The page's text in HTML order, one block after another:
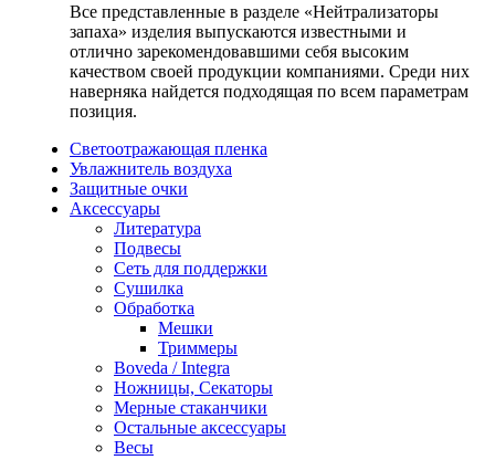
Все представленные в разделе «Нейтрализаторы
запаха» изделия выпускаются известными и
отлично зарекомендовавшими себя высоким
качеством своей продукции компаниями. Среди них
наверняка найдется подходящая по всем параметрам
позиция.
Светоотражающая пленка
Увлажнитель воздуха
Защитные очки
Аксессуары
Литература
Подвесы
Сеть для поддержки
Сушилка
Обработка
Мешки
Триммеры
Boveda / Integra
Ножницы, Секаторы
Мерные стаканчики
Остальные аксессуары
Весы